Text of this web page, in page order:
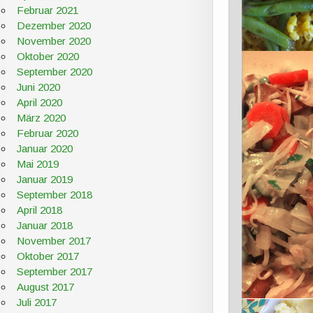
Februar 2021
Dezember 2020
November 2020
Oktober 2020
September 2020
Juni 2020
April 2020
März 2020
Februar 2020
Januar 2020
Mai 2019
Januar 2019
September 2018
April 2018
Januar 2018
November 2017
Oktober 2017
September 2017
August 2017
Juli 2017